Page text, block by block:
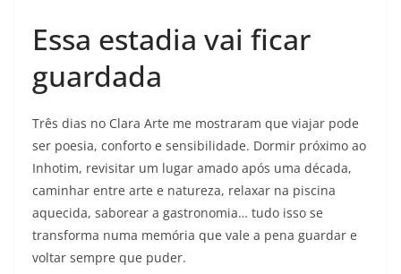
Essa estadia vai ficar
guardada
Três dias no Clara Arte me mostraram que viajar pode
ser poesia, conforto e sensibilidade. Dormir próximo ao
Inhotim, revisitar um lugar amado após uma década,
caminhar entre arte e natureza, relaxar na piscina
aquecida, saborear a gastronomia… tudo isso se
transforma numa memória que vale a pena guardar e
voltar sempre que puder.